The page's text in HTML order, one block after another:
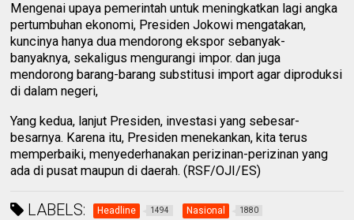
Mengenai upaya pemerintah untuk meningkatkan lagi angka
pertumbuhan ekonomi, Presiden Jokowi mengatakan,
kuncinya hanya dua mendorong ekspor sebanyak-
banyaknya, sekaligus mengurangi impor. dan juga
mendorong barang-barang substitusi import agar diproduksi
di dalam negeri,
Yang kedua, lanjut Presiden, investasi yang sebesar-
besarnya. Karena itu, Presiden menekankan, kita terus
memperbaiki, menyederhanakan perizinan-perizinan yang
ada di pusat maupun di daerah. (RSF/OJI/ES)
LABELS: Headline 1494 Nasional 1880